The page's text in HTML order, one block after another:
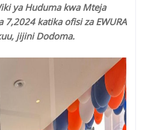
ya Huduma kwa Mteja
katika ofisi za EWURA
jijini Dodoma.